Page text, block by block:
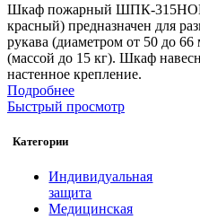
Шкаф пожарный ШПК-315НОК
красный) предназначен для
рукава (диаметром от 50 до
(массой до 15 кг). Шкаф
настенное крепление.
Подробнее
Быстрый просмотр
Категории
Индивидуальная
защита
Медицинская